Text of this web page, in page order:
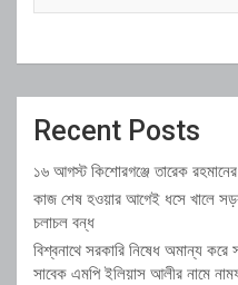
Recent Posts
১৬ আগস্ট কিশোরগঞ্জে তারেক
কাজ শেষ হওয়ার আগেই ধসে খালে
চলাচল বন্ধ
বিশ্বনাথে সরকারি নিষেধ অমান্য
সাবেক এমপি ইলিয়াস আলীর নামে